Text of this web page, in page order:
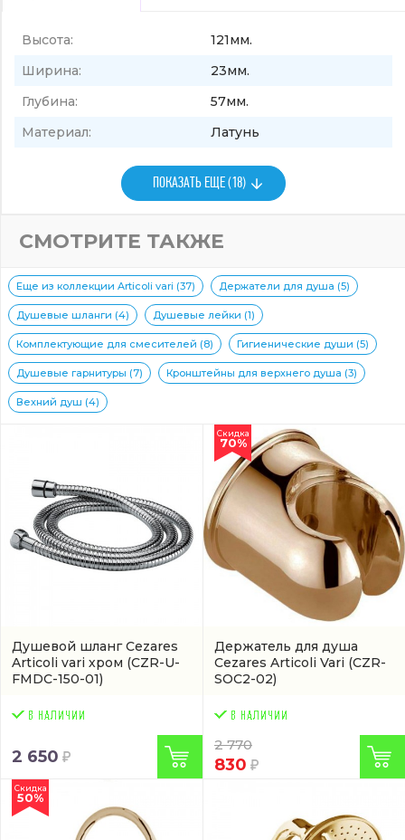
Высота:
121мм.
Ширина:
23мм.
Глубина:
57мм.
Материал:
Латунь
ПОКАЗАТЬ ЕЩЕ (18)
СМОТРИТЕ ТАКЖЕ
Еще из коллекции Articoli vari (37) Держатели для душа (5)
Душевые шланги (4) Душевые лейки (1)
Комплектующие для смесителей (8) Гигиенические души (5)
Душевые гарнитуры (7) Кронштейны для верхнего душа (3)
Вехний душ (4)
Душевой шланг Cezares
Articoli vari хром (CZR-U-
FMDC-150-01)
2 650
Держатель для душа
Cezares Articoli Vari (CZR-
SOC2-02)
Скидка
70%
2 770
830
Скидка
50%